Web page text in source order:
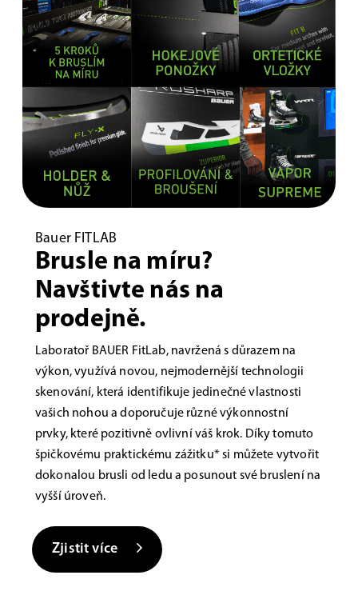
Bauer FITLAB
Brusle na míru?
Navštivte nás na
prodejně.
Laboratoř BAUER FitLab, navržená s důrazem na
výkon, využívá novou, nejmodernější technologii
skenování, která identifikuje jedinečné vlastnosti
vašich nohou a doporučuje různé výkonnostní
prvky, které pozitivně ovlivní váš krok. Díky tomuto
špičkovému praktickému zážitku* si můžete vytvořit
dokonalou brusli od ledu a posunout své bruslení na
vyšší úroveň.
Zjistit více